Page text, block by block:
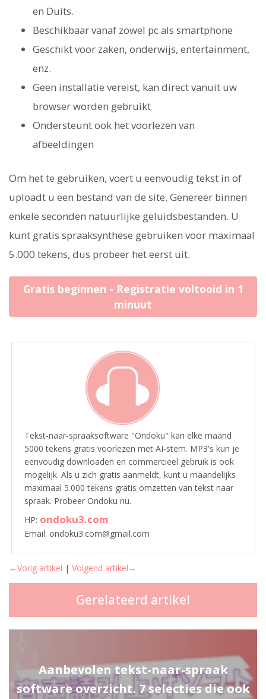
en Duits.
Beschikbaar vanaf zowel pc als smartphone
Geschikt voor zaken, onderwijs, entertainment,
enz.
Geen installatie vereist, kan direct vanuit uw
browser worden gebruikt
Ondersteunt ook het voorlezen van
afbeeldingen
Om het te gebruiken, voert u eenvoudig tekst in of
uploadt u een bestand van de site. Genereer binnen
enkele seconden natuurlijke geluidsbestanden. U
kunt gratis spraaksynthese gebruiken voor maximaal
5.000 tekens, dus probeer het eerst uit.
Gratis beginnen - Registratie voltooid in 1
minuut
Tekst-naar-spraaksoftware "Ondoku" kan elke maand
5000 tekens gratis voorlezen met AI-stem. MP3's kun je
eenvoudig downloaden en commercieel gebruik is ook
mogelijk. Als u zich gratis aanmeldt, kunt u maandelijks
maximaal 5.000 tekens gratis omzetten van tekst naar
spraak. Probeer Ondoku nu.
HP: ondoku3.com
Email: ondoku3.com@gmail.com
←Vorig artikel | Volgend artikel→
Gerelateerd artikel
Aanbevolen tekst-naar-spraak
software overzicht. 7 selecties die ook